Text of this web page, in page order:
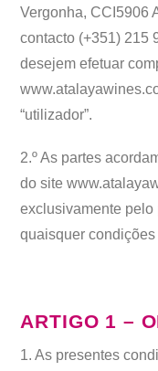
Vergonha, CCI5906
contacto (+351) 215
desejem efetuar
“utilizador”.
2.º As partes
do site
exclusivamente pelo
quaisquer
ARTIGO 1 –
1. As presentes